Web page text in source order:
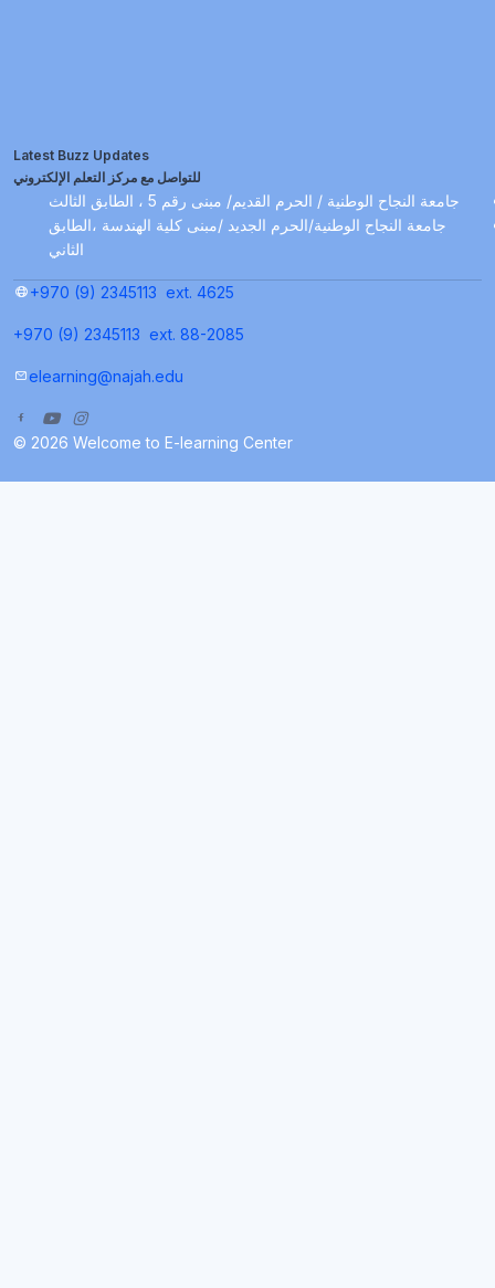
Latest Buzz Updates
للتواصل مع مركز التعلم الإلكتروني
جامعة النجاح الوطنية / الحرم القديم/ مبنى رقم 5 ، الطابق الثالث
جامعة النجاح الوطنية/الحرم الجديد /مبنى كلية الهندسة ،الطابق
الثاني
+970 (9) 2345113 ext. 4625
+970 (9) 2345113 ext. 88-2085
elearning@najah.edu
© 2026 Welcome to E-learning Center